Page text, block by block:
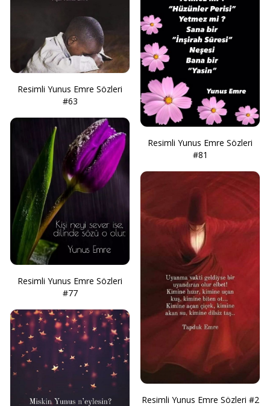
Resimli Yunus Emre Sözleri
#63
Resimli Yunus Emre Sözleri
#77
Resimli Yunus Emre Sözleri
#81
Resimli Yunus Emre Sözleri #2